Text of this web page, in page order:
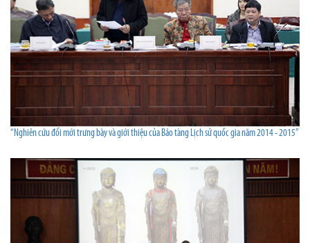
“Nghiên cứu đổi mới trưng bày và giới thiệu của Bảo tàng Lịch sử quốc gia năm 2014 - 2015”